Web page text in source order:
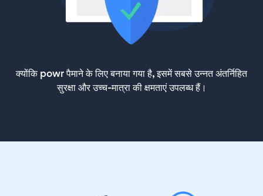
क्योंकि powr पैमाने के लिए बनाया गया है, इसमें सबसे उन्नत अंतर्निहित
सुरक्षा और उच्च-मात्रा की क्षमताएं उपलब्ध हैं।